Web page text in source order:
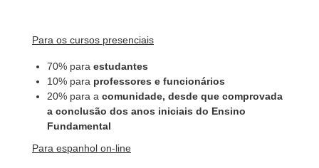
Para os cursos presenciais
70% paraestudantes
10% para professores e funcionários
20% para acomunidade, desde que comprovada
a conclusão dos anos iniciais do Ensino
Fundamental
Para espanhol on-line